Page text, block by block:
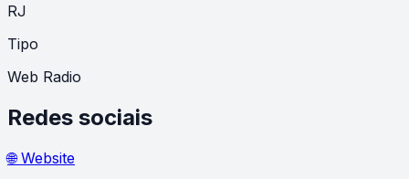
RJ
Tipo
Web Radio
Redes sociais
🌐 Website